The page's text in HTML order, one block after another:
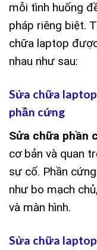
mỗi tình huống
pháp riêng biệt.
chữa laptop
nhau như sau:
Sửa chữa
phần cứng
Sửa chữa phần
cơ bản và quan
sự cố. Phần
như bo mạch
và màn hình.
Sửa chữa